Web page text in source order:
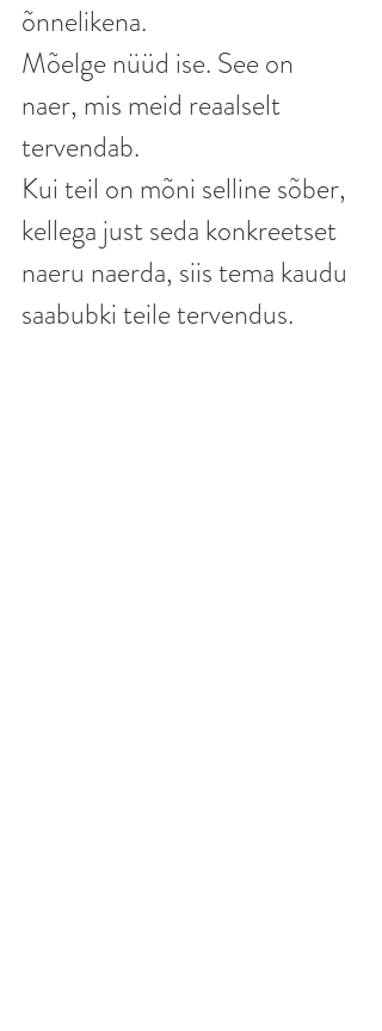
õnnelikena.
Mõelge nüüd ise. See on
naer, mis meid reaalselt
tervendab.
Kui teil on mõni selline sõber,
kellega just seda konkreetset
naeru naerda, siis tema kaudu
saabubki teile tervendus.